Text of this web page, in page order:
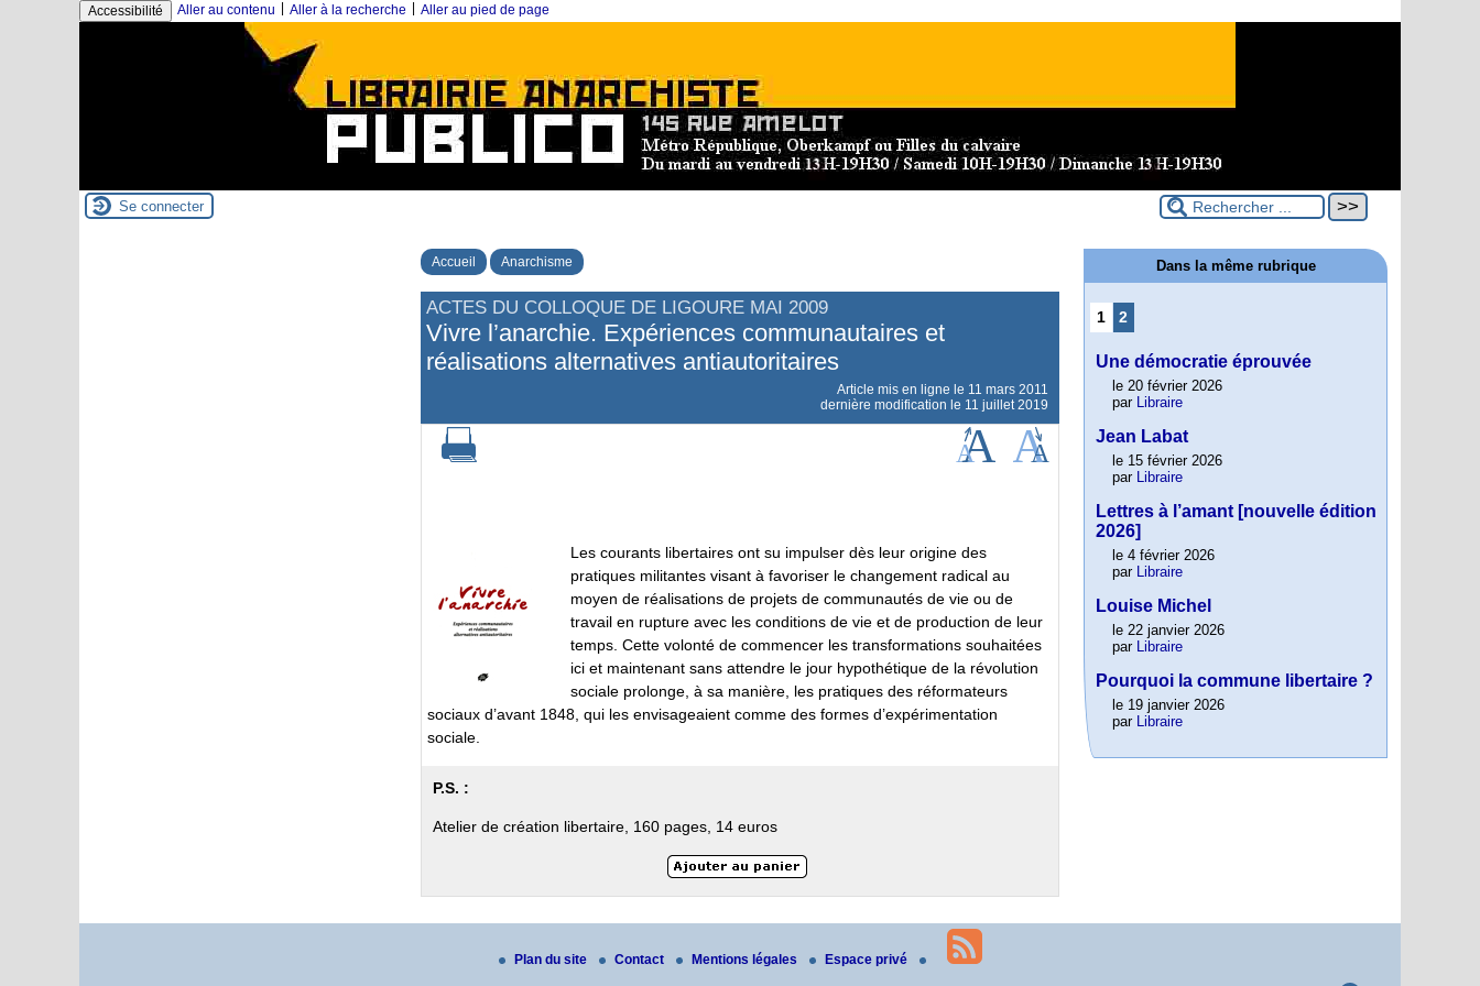
Accessibilité Aller au contenu Aller à la recherche Aller au pied de page
Se connecter
Accueil Anarchisme
ACTES DU COLLOQUE DE LIGOURE MAI 2009
Vivre l’anarchie. Expériences communautaires et
réalisations alternatives antiautoritaires
Article mis en ligne le 11 mars 2011
dernière modification le 11 juillet 2019
Les courants libertaires ont su impulser dès leur origine des
pratiques militantes visant à favoriser le changement radical au
moyen de réalisations de projets de communautés de vie ou de
travail en rupture avec les conditions de vie et de production de leur
temps. Cette volonté de commencer les transformations souhaitées
ici et maintenant sans attendre le jour hypothétique de la révolution
sociale prolonge, à sa manière, les pratiques des réformateurs
sociaux d’avant 1848, qui les envisageaient comme des formes d’expérimentation
sociale.
P.S. :
Atelier de création libertaire, 160 pages, 14 euros
Dans la même rubrique
1 2
Une démocratie éprouvée
le 20 février 2026
par Libraire
Jean Labat
le 15 février 2026
par Libraire
Lettres à l’amant [nouvelle édition
2026]
le 4 février 2026
par Libraire
Louise Michel
le 22 janvier 2026
par Libraire
Pourquoi la commune libertaire ?
le 19 janvier 2026
par Libraire
Plan du site Contact Mentions légales Espace privé